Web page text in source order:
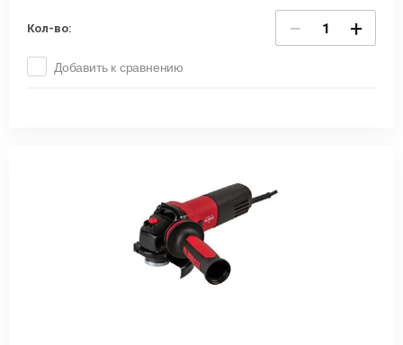
Кол-во: − +
Добавить к сравнению